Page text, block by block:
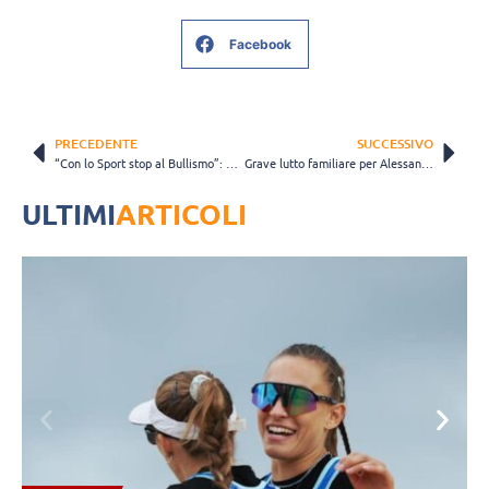
Facebook
PRECEDENTE
“Con lo Sport stop al Bullismo”: al via il concorso per gli studenti
SUCCESSIVO
Grave lutto familiare per Alessandro Fei: le condoglianze di società e tifosi
ULTIMIARTICOLI